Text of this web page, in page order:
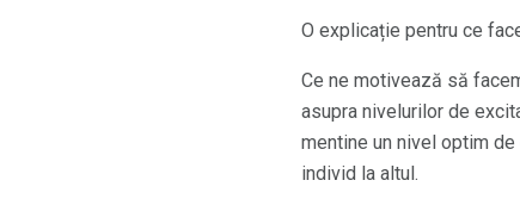
O explicație pentru ce
Ce ne motivează să
asupra nivelurilor de
mentine un nivel optim
individ la altul.